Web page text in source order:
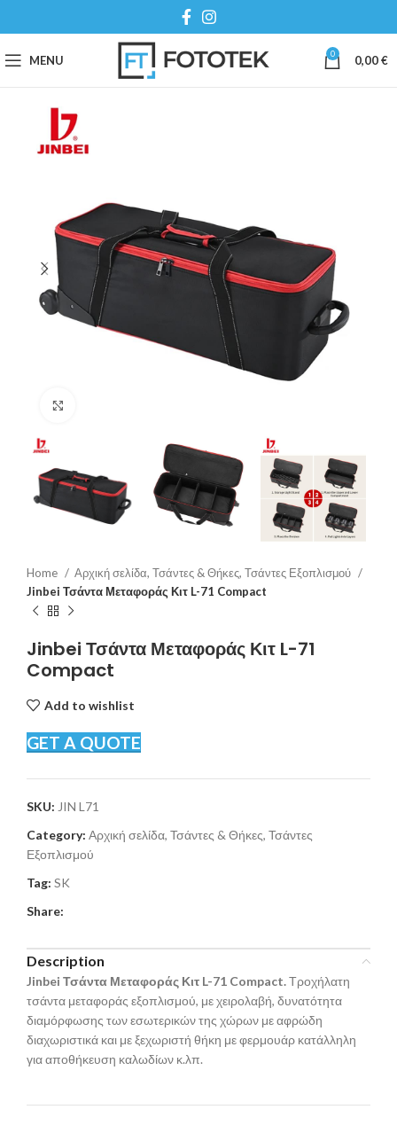
MENU 0 0,00€
Home
Αρχική σελίδα, Τσάντες & Θήκες, Τσάντες Εξοπλισμού
Jinbei Τσάντα Μεταφοράς Κιτ L-71 Compact
Jinbei Τσάντα Μεταφοράς Κιτ L-71
Compact
Add to wishlist
GET A QUOTE
SKU: JIN L71
Category: Αρχική σελίδα, Τσάντες & Θήκες, Τσάντες
Εξοπλισμού
Tag: SK
Share:
Description
Jinbei Τσάντα Μεταφοράς Κιτ L-71 Compact.Τροχήλατη
τσάντα μεταφοράς εξοπλισμού, με χειρολαβή, δυνατότητα
διαμόρφωσης των εσωτερικών της χώρων με αφρώδη
διαχωριστικά και με ξεχωριστή θήκη με φερμουάρ κατάλληλη
για αποθήκευση καλωδίων κ.λπ.